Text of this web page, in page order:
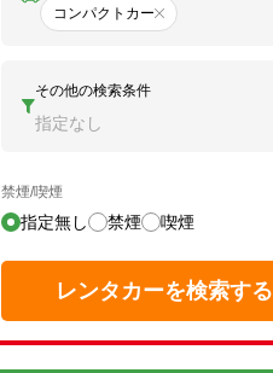
コンパクトカー
その他の検索条件
指定なし
禁煙/喫煙
指定無し 禁煙 喫煙
レンタカーを検索する